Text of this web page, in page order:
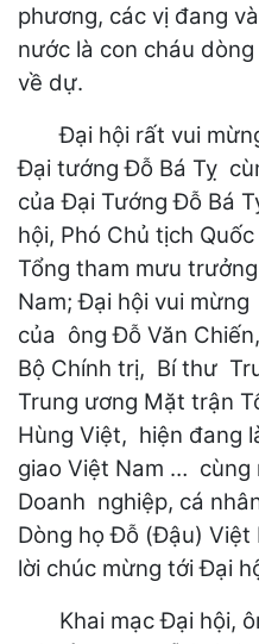
phương, các vị đang
nước là con cháu
về dự.
Đại hội rất vui
Đại tướng Đỗ Bá Tỵ
của Đại Tướng Đỗ Bá
hội, Phó Chủ tịch
Tổng tham mưu
Nam; Đại hội vui
của ông Đỗ Văn
Bộ Chính trị, Bí thư
Trung ương Mặt trận
Hùng Việt, hiện đang
giao Việt Nam … cùng
Doanh nghiệp, cá
Dòng họ Đỗ (Đậu)
lời chúc mừng tới Đại
Khai mạc Đại hội,